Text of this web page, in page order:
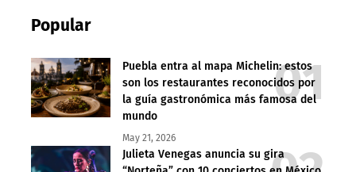
Popular
Puebla entra al mapa Michelin: estos
son los restaurantes reconocidos por
la guía gastronómica más famosa del
mundo
May 21, 2026
Julieta Venegas anuncia su gira